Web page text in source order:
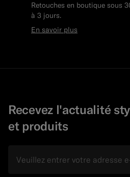
Retouches en boutique sous
à 3 jours.
En savoir plus
Recevez l'actualité
et produits